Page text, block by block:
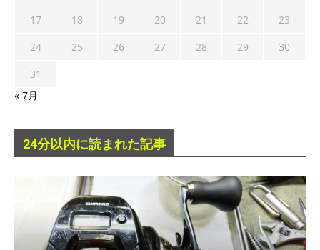
17
18 19 20 21 22
23
24
25 26 27 28 29
30
31
« 7月
24分以内に読まれた記事